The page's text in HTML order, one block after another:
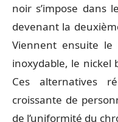
noir s’impose dans
devenant la
Viennent ensuite le
inoxydable, le nickel
Ces alternatives
croissante de
de l’uniformité du